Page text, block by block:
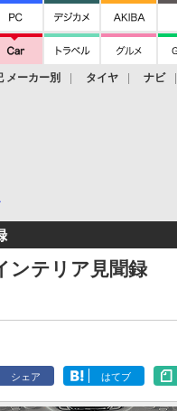
メーカー別 タイヤ ナビ
ンテリア見聞録
シェア はてブ